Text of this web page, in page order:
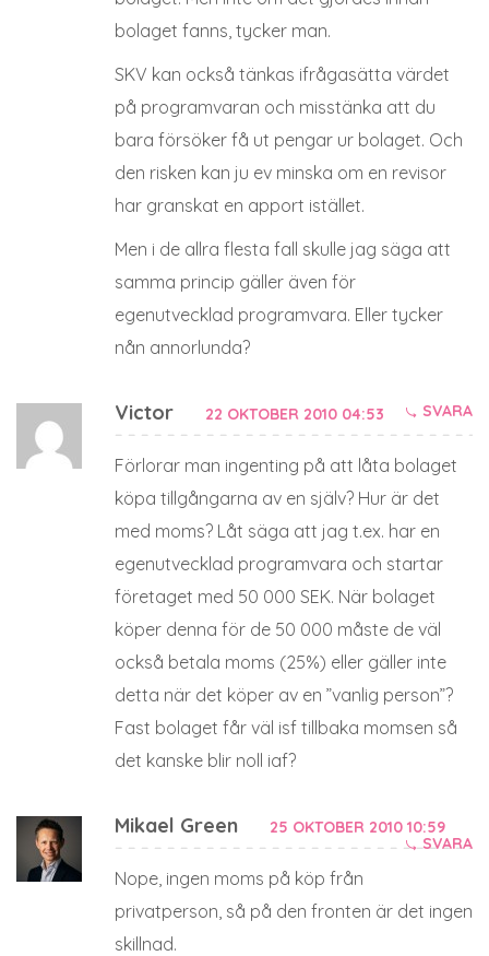
bolaget fanns, tycker man.
SKV kan också tänkas ifrågasätta värdet
på programvaran och misstänka att du
bara försöker få ut pengar ur bolaget. Och
den risken kan ju ev minska om en revisor
har granskat en apport istället.
Men i de allra flesta fall skulle jag säga att
samma princip gäller även för
egenutvecklad programvara. Eller tycker
nån annorlunda?
Victor 22 OKTOBER 2010 04:53 SVARA
Förlorar man ingenting på att låta bolaget
köpa tillgångarna av en själv? Hur är det
med moms? Låt säga att jag t.ex. har en
egenutvecklad programvara och startar
företaget med 50 000 SEK. När bolaget
köper denna för de 50 000 måste de väl
också betala moms (25%) eller gäller inte
detta när det köper av en ”vanlig person”?
Fast bolaget får väl isf tillbaka momsen så
det kanske blir noll iaf?
Mikael Green
25 OKTOBER 2010 10:59
SVARA
Nope, ingen moms på köp från
privatperson, så på den fronten är det ingen
skillnad.